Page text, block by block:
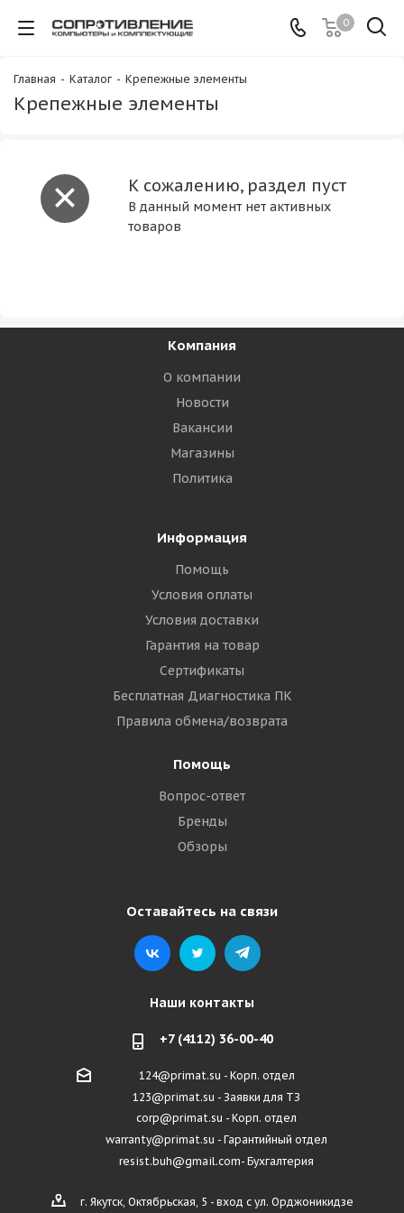
0
Главная - Каталог - Крепежные элементы
Крепежные элементы
К сожалению, раздел пуст
В данный момент нет активных
товаров
Компания
О компании
Новости
Вакансии
Магазины
Политика
Информация
Помощь
Условия оплаты
Условия доставки
Гарантия на товар
Сертификаты
Бесплатная Диагностика ПК
Правила обмена/возврата
Помощь
Вопрос-ответ
Бренды
Обзоры
Оставайтесь на связи
Наши контакты
+7 (4112) 36-00-40
124@primat.su - Корп. отдел
123@primat.su - Заявки для ТЗ
corp@primat.su - Корп. отдел
warranty@primat.su - Гарантийный отдел
resist.buh@gmail.com- Бухгалтерия
г. Якутск, Октябрьская, 5 - вход с ул. Орджоникидзе